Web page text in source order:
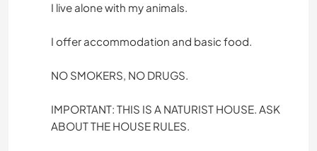
I live alone with my animals.
I offer accommodation and basic food.
NO SMOKERS, NO DRUGS.
IMPORTANT: THIS IS A NATURIST HOUSE. ASK
ABOUT THE HOUSE RULES.